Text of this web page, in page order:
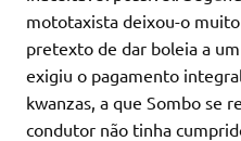
mototaxista deixou-o
pretexto de dar boleia a
exigiu o pagamento
kwanzas, a que Sombo se
condutor não tinha